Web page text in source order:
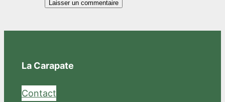
La Carapate
Contact